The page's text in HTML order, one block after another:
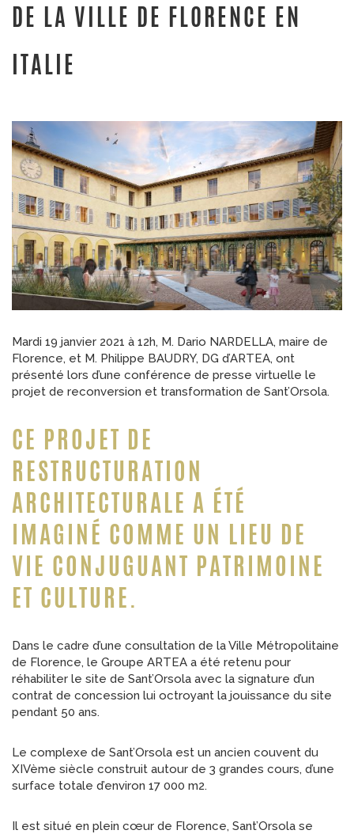
DE LA VILLE DE FLORENCE EN
ITALIE
Mardi 19 janvier 2021 à 12h, M. Dario NARDELLA, maire de
Florence, et M. Philippe BAUDRY, DG d’ARTEA, ont
présenté lors d’une conférence de presse virtuelle le
projet de reconversion et transformation de Sant’Orsola.
CE PROJET DE
RESTRUCTURATION
ARCHITECTURALE A ÉTÉ
IMAGINÉ COMME UN LIEU DE
VIE CONJUGUANT PATRIMOINE
ET CULTURE.
Dans le cadre d’une consultation de la Ville Métropolitaine
de Florence, le Groupe ARTEA a été retenu pour
réhabiliter le site de Sant’Orsola avec la signature d’un
contrat de concession lui octroyant la jouissance du site
pendant 50 ans.
Le complexe de Sant’Orsola est un ancien couvent du
XIVème siècle construit autour de 3 grandes cours, d’une
surface totale d’environ 17 000 m2.
Il est situé en plein cœur de Florence, Sant’Orsola se